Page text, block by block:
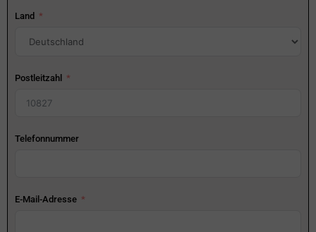
Land
Postleitzahl
Telefonnummer
E-Mail-Adresse